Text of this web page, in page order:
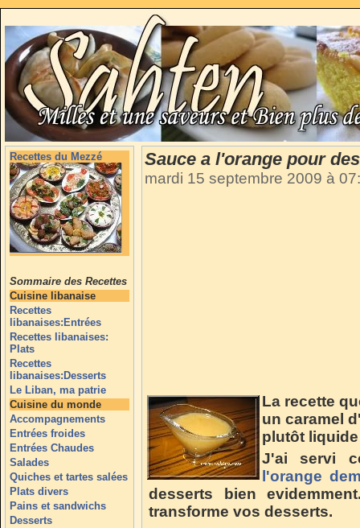
Recettes du Mezzé
Sommaire des Recettes
Cuisine libanaise
Recettes
libanaises:Entrées
Recettes libanaises:
Plats
Recettes
libanaises:Desserts
Le Liban, ma patrie
Cuisine du monde
Accompagnements
Entrées froides
Entrées Chaudes
Salades
Quiches et tartes salées
Plats divers
Pains et sandwichs
Desserts
Sauce a l'orange pour
mardi 15 septembre 2009 à
La recette
un caramel
plutôt
J'ai servi
l'orange
desserts bien
transforme vos desserts.